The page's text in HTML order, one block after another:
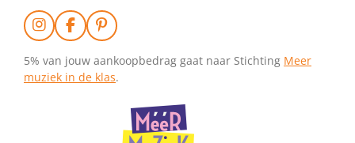
I
n
s
t
a
F
a
c
e
b
P
i
n
t
e
5% van jouw aankoopbedrag gaat naar Stichting Meer
muziek in de klas.